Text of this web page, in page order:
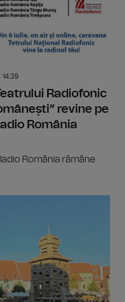
14:39
Radiofonic
revine pe
România
România rămâne